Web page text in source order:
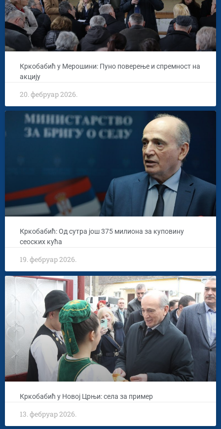
Кркобабић у Мерошини: Пуно поверење и спремност на
акцију
20. фебруар 2026.
Кркобабић: Од сутра још 375 милиона за куповину
сеоских кућа
19. фебруар 2026.
Кркобабић у Новој Црњи: села за пример
13. фебруар 2026.